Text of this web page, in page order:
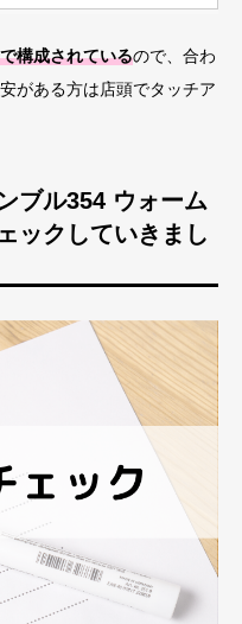
構成されているので、合わ
がある方は店頭でタッチア
ブル354 ウォーム
ックしていきまし